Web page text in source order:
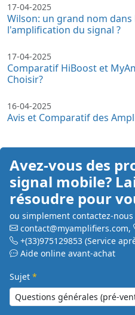
17-04-2025
Wilson: un grand nom
l'amplification du signal ?
17-04-2025
Comparatif HiBoost et
Choisir?
16-04-2025
Avis et Comparatif des
Avez-vous des
signal mobile?
résoudre pour
ou simplement contactez-nous
contact@myamplifiers.com,
+(33)975129853 (Service
Aide online avant-achat
Sujet *